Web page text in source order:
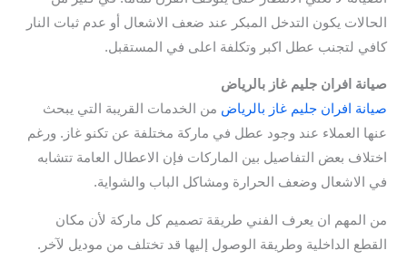
الحالات يكون التدخل المبكر عند ضعف الاشعال أو عدم ثبات النار
كافي لتجنب عطل اكبر وتكلفة اعلى في المستقبل.
صيانة افران جليم غاز بالرياض
صيانة افران جليم غاز بالرياض من الخدمات القريبة التي يبحث
عنها العملاء عند وجود عطل في ماركة مختلفة عن تكنو غاز. ورغم
اختلاف بعض التفاصيل بين الماركات فإن الاعطال العامة تتشابه
في الاشعال وضعف الحرارة ومشاكل الباب والشواية.
من المهم ان يعرف الفني طريقة تصميم كل ماركة لأن مكان
القطع الداخلية وطريقة الوصول إليها قد تختلف من موديل لآخر.